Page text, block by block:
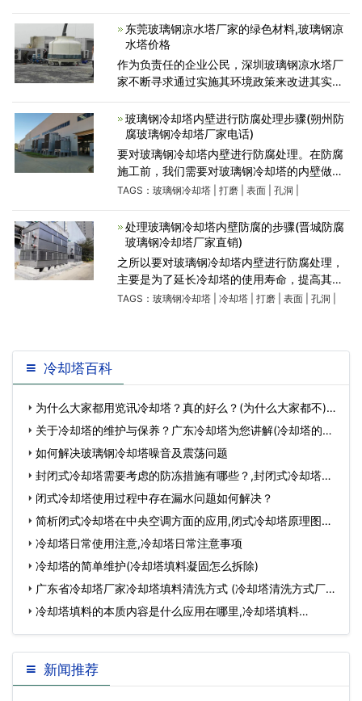
水塔选择玻璃钢纤维的原因作出这样的选择的
原因是什么？这
东莞玻璃钢凉水塔厂家的绿色材料,玻璃钢凉
水塔价格
作为负责任的企业公民，深圳玻璃钢凉水塔厂
家不断寻求通过实施其环境政策来改进其实
践，以保护环境，同时为我们的客户提供必要
的玻璃钢材料环保产品。所有深圳凉水塔厂家
工厂均采用环境管理
玻璃钢冷却塔内壁进行防腐处理步骤(朔州防
腐玻璃钢冷却塔厂家电话)
要对玻璃钢冷却塔内壁进行防腐处理。在防腐
施工前，我们需要对玻璃钢冷却塔的内壁做如
下处理： 1、除尘处理 (1)塔内壁浮尘、杂物采
水。不得使用河水
TAGS： 玻璃钢冷却塔| 打磨| 表面| 孔洞
处理玻璃钢冷却塔内壁防腐的步骤(晋城防腐
玻璃钢冷却塔厂家直销)
之所以要对玻璃钢冷却塔内壁进行防腐处理，
主要是为了延长冷却塔的使用寿命，提高其应
对各类酸碱物质的能力的。在防腐施工前，我
TAGS： 玻璃钢冷却塔| 冷却塔| 打磨| 表面| 孔洞
冷却塔百科
为什么大家都用览讯冷却塔？真的好么？(为什么大家都不)…
关于冷却塔的维护与保养？广东冷却塔为您讲解(冷却塔的维
护保养)…
如何解决玻璃钢冷却塔噪音及震荡问题
封闭式冷却塔需要考虑的防冻措施有哪些？,封闭式冷却塔哪
家好…
闭式冷却塔使用过程中存在漏水问题如何解决？
简析闭式冷却塔在中央空调方面的应用,闭式冷却塔原理图…
冷却塔日常使用注意,冷却塔日常注意事项
冷却塔的简单维护(冷却塔填料凝固怎么拆除)
广东省冷却塔厂家冷却塔填料清洗方式 (冷却塔清洗方式厂
家)…
冷却塔填料的本质内容是什么应用在哪里,冷却塔填料…
新闻推荐